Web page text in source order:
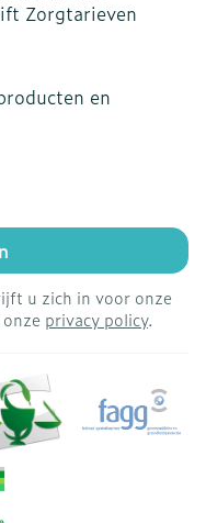
Zorgtarieven
en
u zich in voor onze
privacy policy.